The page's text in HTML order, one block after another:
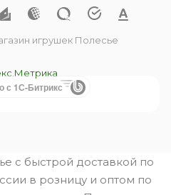
игрушек Полесье
с 1С-Битрикс
с быстрой доставкой по
в розницу и оптом по